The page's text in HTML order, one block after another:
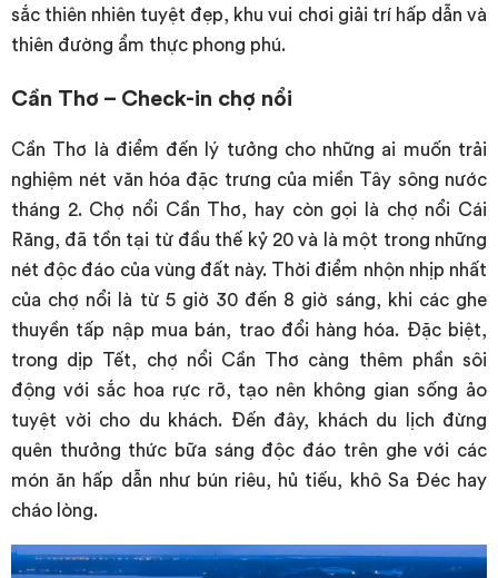
sắc thiên nhiên tuyệt đẹp, khu vui chơi giải trí hấp dẫn và
thiên đường ẩm thực phong phú.
Cần Thơ – Check-in chợ nổi
Cần Thơ là điểm đến lý tưởng cho những ai muốn trải
nghiệm nét văn hóa đặc trưng của miền Tây sông nước
tháng 2. Chợ nổi Cần Thơ, hay còn gọi là chợ nổi Cái
Răng, đã tồn tại từ đầu thế kỷ 20 và là một trong những
nét độc đáo của vùng đất này. Thời điểm nhộn nhịp nhất
của chợ nổi là từ 5 giờ 30 đến 8 giờ sáng, khi các ghe
thuyền tấp nập mua bán, trao đổi hàng hóa. Đặc biệt,
trong dịp Tết, chợ nổi Cần Thơ càng thêm phần sôi
động với sắc hoa rực rỡ, tạo nên không gian sống ảo
tuyệt vời cho du khách. Đến đây, khách du lịch đừng
quên thưởng thức bữa sáng độc đáo trên ghe với các
món ăn hấp dẫn như bún riêu, hủ tiếu, khô Sa Đéc hay
cháo lòng.